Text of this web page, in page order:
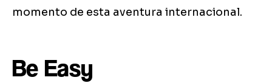
momento de esta aventura internacional.
Be Easy